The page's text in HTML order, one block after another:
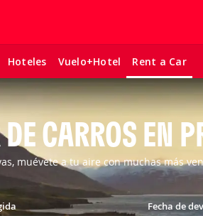
Hoteles Vuelo+Hotel Rent a Car
CARROS EN
muévete a tu aire con muchas más
Fecha de